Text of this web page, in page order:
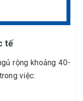
tế
rộng khoảng 40-
việc: